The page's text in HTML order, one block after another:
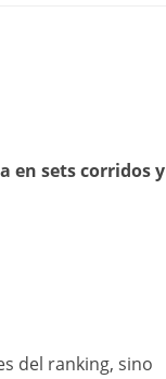
en sets corridos y
del ranking, sino